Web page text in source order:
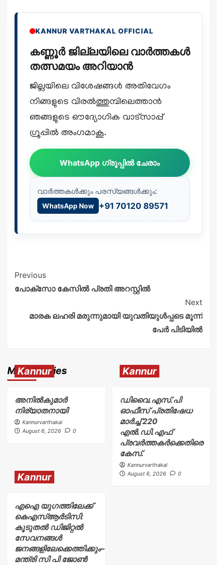
KANNUR VARTHAKAL OFFICIAL
കണ്ണൂർ ജില്ലയിലെ വാർത്തകൾ
തത്സമയം അറിയാൻ
ജില്ലയിലെ വിശേഷങ്ങൾ അതിവേഗം
നിങ്ങളുടെ വിരൽത്തുമ്പിലെത്താൻ
ഞങ്ങളുടെ ഔദ്യോഗിക വാട്സാപ്പ്
ഗ്രൂപ്പിൽ അംഗമാകൂ.
WhatsApp ഗ്രൂപ്പിൽ ചേരാം
വാർത്തകൾക്കും പരസ്യങ്ങൾക്കും:
WhatsApp Now +91 70120 89571
Previous
പോക്സോ കേസിൽ പ്രതി അറസ്റ്റിൽ
Next
മാരക ലഹരി മരുന്നുമായി യുവതിയുൾപ്പടെ മൂന്ന്
പേർ പിടിയിൽ
More Stories
Kannur
അനിൽകുമാർ
നിര്യാതനായി
Kannurvarthakal
August 6, 2026
0
Kannur
ഡിവൈ.എസ്.പി
ഓഫീസ് പ്രതിഷേധ
മാർച്ച് 220
എൽ.ഡി.എഫ്
പ്രവർത്തകർക്കെതിരെ
കേസ്.
Kannurvarthakal
August 6, 2026
0
Kannur
എഐ യുഗത്തിലേക്ക്
കെഎസ്ആർടിസി:
കൂടുതൽ ഡിജിറ്റൽ
സേവനങ്ങൾ
ജനങ്ങളിലേക്കെത്തിക്കും–
മന്ത്രി സി പി ജോൺ